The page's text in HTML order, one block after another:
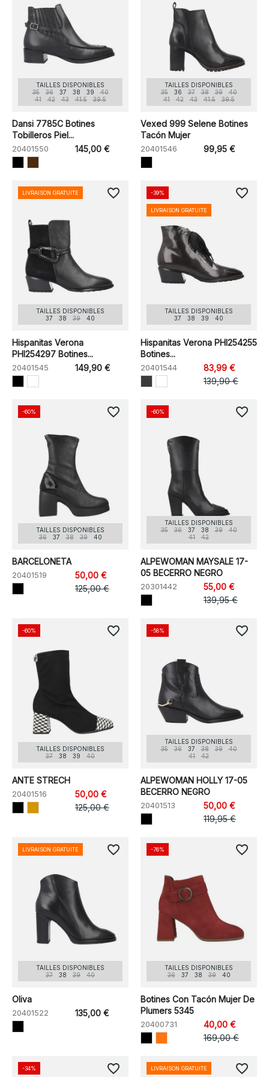
TAILLES DISPONIBLES
35
36 37 38 39
40
41
42 43 41.5 39.5
Dansi 7785C Botines
Tobilleros Piel...
20401550 145,00 €
TAILLES DISPONIBLES
35
36 37 38 39
40
41
42 43 41.5 39.5
Vexed 999 Selene Botines
Tacón Mujer
20401546 99,95 €
TAILLES DISPONIBLES
37
38 39 40
Hispanitas Verona
PHI254297 Botines...
20401545 149,90 €
LIVRAISON GRATUITE favorite_border
TAILLES DISPONIBLES
37
38 39 40
Hispanitas Verona PHI254255
Botines...
20401544
83,99 €
139,90 €
-39%
LIVRAISON GRATUITE
favorite_border
TAILLES DISPONIBLES
36
37 38 39 40
BARCELONETA
20401519
50,00 €
125,00 €
-60% favorite_border
TAILLES DISPONIBLES
35
36 37 38 39
40
41
42
ALPEWOMAN MAYSALE 17-
05 BECERRO NEGRO
20301442
55,00 €
139,95 €
-60% favorite_border
TAILLES DISPONIBLES
37
38 39 40
ANTE STRECH
20401516
50,00 €
125,00 €
-60% favorite_border
TAILLES DISPONIBLES
35
36 37 38 39
40
41
42
ALPEWOMAN HOLLY 17-05
BECERRO NEGRO
20401513
50,00 €
119,95 €
-58% favorite_border
TAILLES DISPONIBLES
37
38 39 40
Oliva
20401522 135,00 €
LIVRAISON GRATUITE favorite_border
TAILLES DISPONIBLES
36
37 38 39 40
Botines Con Tacón Mujer De
Plumers 5345
20400731
40,00 €
169,00 €
-76% favorite_border
-34% favorite_border LIVRAISON GRATUITE favorite_border